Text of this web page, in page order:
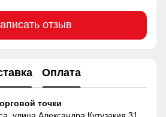
отзыв
Оплата
точки
улица Александра Кутузакия 31